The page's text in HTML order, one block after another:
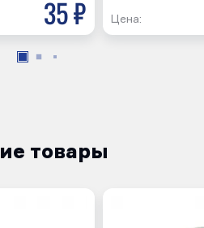
35 р Цена:
товары